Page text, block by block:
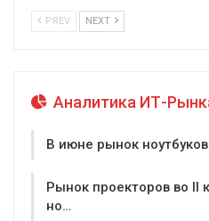
PREV NEXT
Аналитика ИТ-
В июне рынок
Рынок проекторов во II
но…